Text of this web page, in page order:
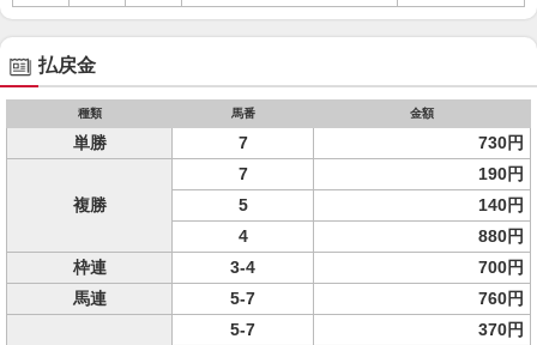
払戻金
種類 馬番 金額
単勝 7 730円
複勝
7
190円
5
140円
4
880円
枠連
3-4
700円
馬連
5-7 760円
5-7
370円